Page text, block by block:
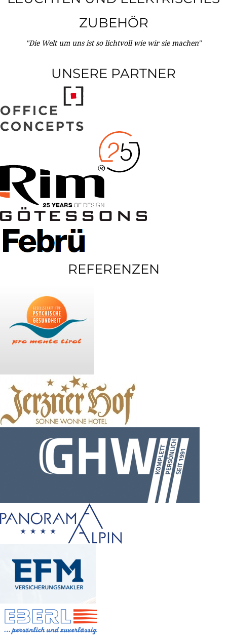
ZUBEHÖR
"Die Welt um uns ist so lichtvoll wie wir sie machen"
UNSERE PARTNER
REFERENZEN